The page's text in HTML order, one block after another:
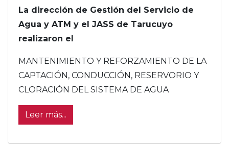
La dirección de Gestión del Servicio de
Agua y ATM y el JASS de Tarucuyo
realizaron el
MANTENIMIENTO Y REFORZAMIENTO DE LA
CAPTACIÓN, CONDUCCIÓN, RESERVORIO Y
CLORACIÓN DEL SISTEMA DE AGUA
Leer más...